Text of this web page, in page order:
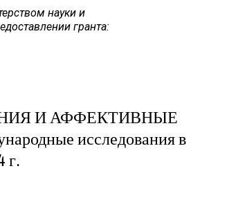
науки и
гранта:
И АФФЕКТИВНЫЕ
исследования в
г.